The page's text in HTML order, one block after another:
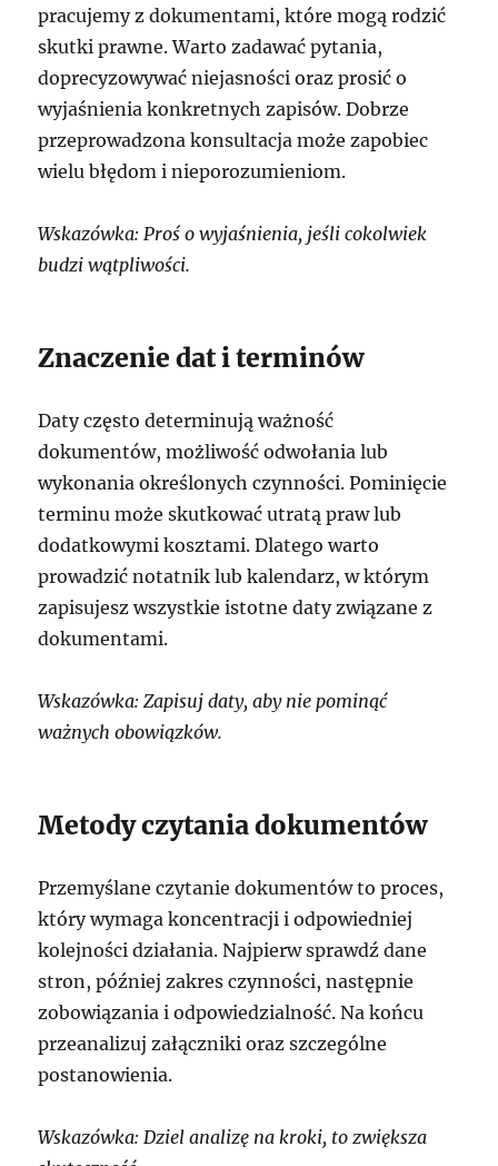
pracujemy z dokumentami, które mogą rodzić
skutki prawne. Warto zadawać pytania,
doprecyzowywać niejasności oraz prosić o
wyjaśnienia konkretnych zapisów. Dobrze
przeprowadzona konsultacja może zapobiec
wielu błędom i nieporozumieniom.
Wskazówka: Proś o wyjaśnienia, jeśli cokolwiek
budzi wątpliwości.
Znaczenie dat i terminów
Daty często determinują ważność
dokumentów, możliwość odwołania lub
wykonania określonych czynności. Pominięcie
terminu może skutkować utratą praw lub
dodatkowymi kosztami. Dlatego warto
prowadzić notatnik lub kalendarz, w którym
zapisujesz wszystkie istotne daty związane z
dokumentami.
Wskazówka: Zapisuj daty, aby nie pominąć
ważnych obowiązków.
Metody czytania dokumentów
Przemyślane czytanie dokumentów to proces,
który wymaga koncentracji i odpowiedniej
kolejności działania. Najpierw sprawdź dane
stron, później zakres czynności, następnie
zobowiązania i odpowiedzialność. Na końcu
przeanalizuj załączniki oraz szczególne
postanowienia.
Wskazówka: Dziel analizę na kroki, to zwiększa